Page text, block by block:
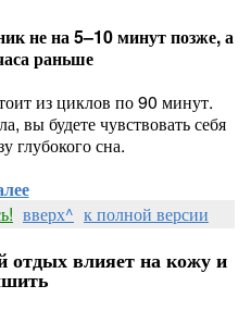
не на 5–10 минут позже, а
раньше
из циклов по 90 минут.
вы будете чувствовать себя
глубокого сна.
вверх^ к полной версии
отдых влияет на кожу и